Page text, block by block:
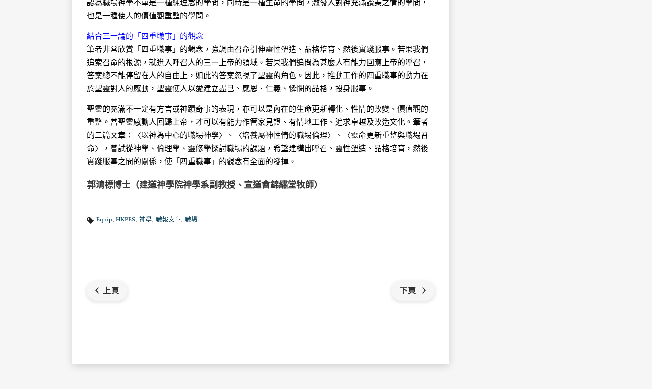
認為職場神學不單是一種純理念的學問，同時是一種生命的學問，激發人對神充滿讚美之情的學問，
也是一種使人的價值觀重整的學問。
結合三一論的「四重職事」的觀念
筆者非常欣賞「四重職事」的觀念，強調由召命引伸靈性塑造、品格培育、然後實踐服事。若果我們
追索召命的根源，就進入呼召人的三一上帝的領域。若果我們追問為甚麼人有能力回應上帝的呼召，
答案總不能停留在人的自由上，如此的答案忽視了聖靈的角色。因此，推動工作的四重職事的動力在
於聖靈對人的感動，聖靈使人以愛建立盡己、感恩、仁義、憐憫的品格，投身服事。
聖靈的充滿不一定有方言或神蹟奇事的表現，亦可以是內在的生命更新轉化、性情的改變、價值觀的
重整。當聖靈感動人回歸上帝，才可以有能力作管家見證、有情地工作、追求卓越及改造文化。筆者
的三篇文章：〈以神為中心的職場神學〉、〈培養屬神性情的職場倫理〉、〈靈命更新重整與職場召
命〉，嘗試從神學、倫理學、靈修學探討職場的課題，希望建構出呼召、靈性塑造、品格培育，然後
實踐服事之間的關係，使「四重職事」的觀念有全面的發揮。
郭鴻標博士（建道神學院神學系副教授、宣道會錦繡堂牧師）
Equip ,HKPES ,神學 ,職報文章 ,職場
上頁 下頁